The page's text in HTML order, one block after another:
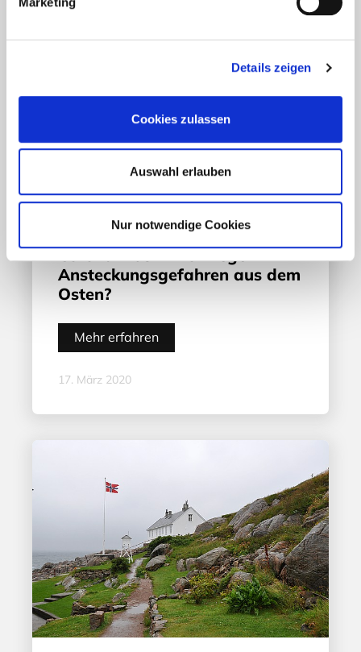
Details zeigen
Cookies zulassen
Auswahl erlauben
Nur notwendige Cookies
UNSERE EMPFEHLUNGEN
Aktuelles - Nyheter
Coronavirus in Norwegen –
Ansteckungsgefahren aus dem
Osten?
Mehr erfahren
17. März 2020